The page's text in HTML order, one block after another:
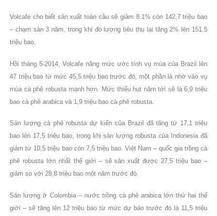
Volcafe cho biết sản xuất toàn cầu sẽ giảm 8,1% còn 142,7 triệu bao
– chạm sàn 3 năm, trong khi đó lượng tiêu thụ lại tăng 2% lên 151,5
triệu bao.
Hồi tháng 5-2014, Volcafe nâng mức ước tính vụ mùa của Brazil lên
47 triệu bao từ mức 45,5 triệu bao trước đó, một phần là nhờ vào vụ
mùa cà phê robusta mạnh hơn. Mức thiếu hụt năm tới sẽ là 6,9 triệu
bao cà phê arabica và 1,9 triệu bao cà phê robusta.
Sản lượng cà phê robusta dự kiến của Brazil đã tăng từ 17,1 triệu
bao lên 17,5 triệu bao, trong khi sản lượng robusta của Indonesia đã
giảm từ 10,5 triệu bao còn 7,5 triệu bao. Việt Nam – quốc gia trồng cà
phê robusta lớn nhất thế giới – sẽ sản xuất được 27,5 triệu bao –
giảm so với 28,8 triệu bao một năm trước đó.
Sản lượng ở Colombia – nước trồng cà phê arabica lớn thứ hai thế
giới – sẽ tăng lên 12 triệu bao từ mức dự báo trước đó là 11,5 triệu